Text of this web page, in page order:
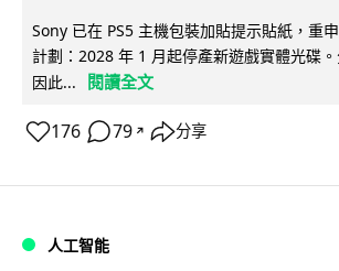
Sony 已在 PS5 主機包裝加貼提示貼紙，重
計劃：2028 年 1 月起停產新遊戲實體光碟
因此...
閱讀全文
176 79 ↗ 分享
人工智能